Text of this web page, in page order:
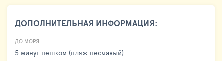
ДОПОЛНИТЕЛЬНАЯ ИНФОРМАЦИЯ:
ДО МОРЯ
5 минут пешком (пляж песчаный)